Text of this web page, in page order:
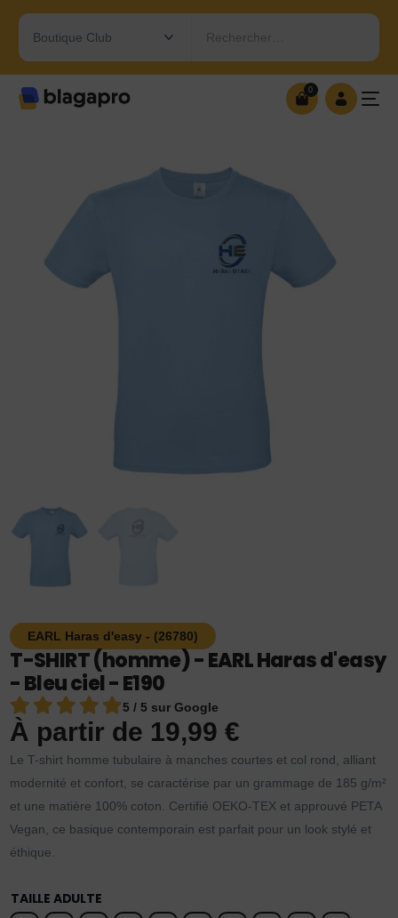
Rechercher…
0
EARL Haras d'easy - (26780)
T-SHIRT (homme) - EARL Haras d'easy
- Bleu ciel - E190
5 / 5 sur Google
À partir de 19,99€
Le T-shirt homme tubulaire à manches courtes et col rond, alliant
modernité et confort, se caractérise par un grammage de 185 g/m²
et une matière 100% coton. Certifié OEKO-TEX et approuvé PETA
Vegan, ce basique contemporain est parfait pour un look stylé et
éthique.
TAILLE ADULTE